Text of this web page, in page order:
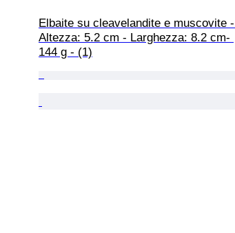
Elbaite su cleavelandite e muscovite -
Altezza: 5.2 cm - Larghezza: 8.2 cm-
144 g - (1)